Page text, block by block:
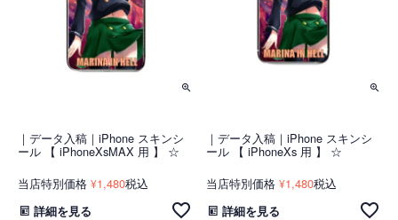
｜データ入稿｜iPhone スキンシ
ール 【 iPhoneXsMAX 用 】 ☆
当店特別価格 ¥1,480税込
詳細を見る
｜データ入稿｜iPhone スキンシ
ール 【 iPhoneXs 用 】 ☆
当店特別価格 ¥1,480税込
詳細を見る